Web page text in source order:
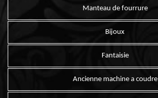
Manteau de fourrure
Bijoux
Fantaisie
Ancienne machine a coudre